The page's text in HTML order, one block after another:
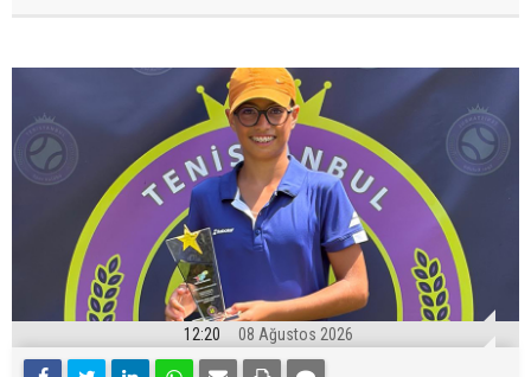
12:20 08 Ağustos 2026